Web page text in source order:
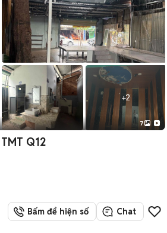
+2
7
Q12
Bấm để hiện số Chat